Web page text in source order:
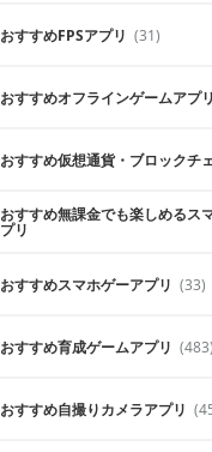
おすすめFPSアプリ (31)
おすすめオフラインゲームアプリ
おすすめ仮想通貨・ブロックチ
おすすめ無課金でも楽しめるス
プリ
おすすめスマホゲーアプリ (33)
おすすめ育成ゲームアプリ (483)
おすすめ自撮りカメラアプリ